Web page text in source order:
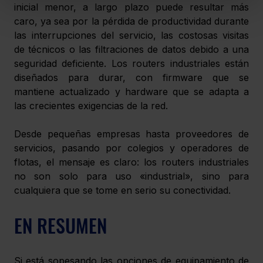
inicial menor, a largo plazo puede resultar más
caro, ya sea por la pérdida de productividad durante
las interrupciones del servicio, las costosas visitas
de técnicos o las filtraciones de datos debido a una
seguridad deficiente. Los routers industriales están
diseñados para durar, con firmware que se
mantiene actualizado y hardware que se adapta a
las crecientes exigencias de la red.
Desde pequeñas empresas hasta proveedores de
servicios, pasando por colegios y operadores de
flotas, el mensaje es claro: los routers industriales
no son solo para uso «industrial», sino para
cualquiera que se tome en serio su conectividad.
EN RESUMEN